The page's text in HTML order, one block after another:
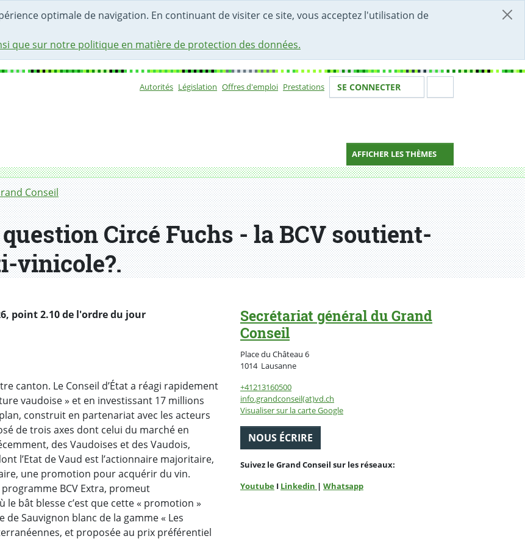
optimale de navigation. En continuant de visiter ce site, vous acceptez l'utilisation de
que sur notre politique en matière de protection des données.
Autorités Législation Offres d'emploi Prestations Votre identité
SE CONNECTER
AFFICHER LES THÈMES
Conseil
Circé Fuchs - la BCV soutient-
vinicole?.
point 2.10 de l'ordre du jour
canton. Le Conseil d’État a réagi rapidement
vaudoise » et en investissant 17 millions
construit en partenariat avec les acteurs
de trois axes dont celui du marché en
des Vaudoises et des Vaudois,
l’Etat de Vaud est l’actionnaire majoritaire,
une promotion pour acquérir du vin.
programme BCV Extra, promeut
bât blesse c’est que cette « promotion »
Sauvignon blanc de la gamme « Les
et proposée au prix préférentiel
Secrétariat général du Grand
Conseil
Place du Château 6
1014 LausanneSuisse
+41213160500
info.grandconseil(at)vd.ch
Visualiser sur la carte Google
NOUS ÉCRIRE
Suivez le Grand Conseil sur les réseaux:
Youtube I Linkedin | Whatsapp